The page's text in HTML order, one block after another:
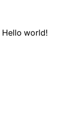
Hello world!